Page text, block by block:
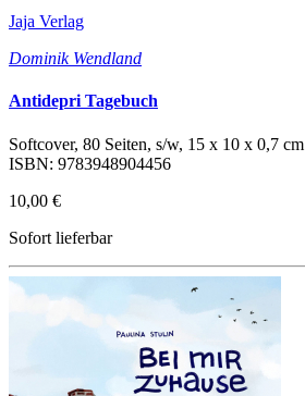
Jaja Verlag
Dominik Wendland
Antidepri Tagebuch
Softcover, 80 Seiten, s/w, 15 x 10 x 0,7 cm
ISBN: 9783948904456
10,00 €
Sofort lieferbar